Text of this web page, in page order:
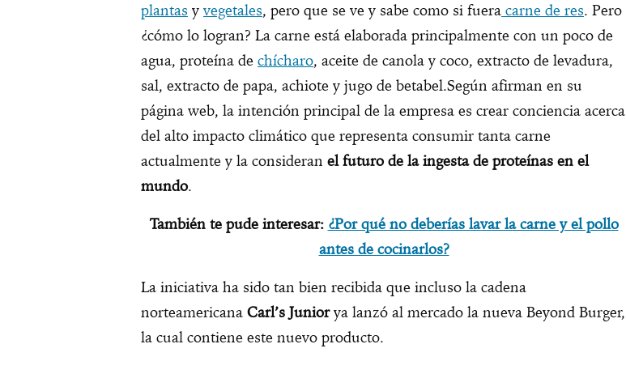
plantas y vegetales, pero que se ve y sabe como si fuera carne de res. Pero
¿cómo lo logran? La carne está elaborada principalmente con un poco de
agua, proteína de chícharo, aceite de canola y coco, extracto de levadura,
sal, extracto de papa, achiote y jugo de betabel.Según afirman en su
página web, la intención principal de la empresa es crear conciencia acerca
del alto impacto climático que representa consumir tanta carne
actualmente y la consideran el futuro de la ingesta de proteínas en el
mundo.
También te pude interesar: ¿Por qué no deberías lavar la carne y el pollo
antes de cocinarlos?
La iniciativa ha sido tan bien recibida que incluso la cadena
norteamericana Carl’s Juniorya lanzó al mercado la nueva Beyond Burger,
la cual contiene este nuevo producto.